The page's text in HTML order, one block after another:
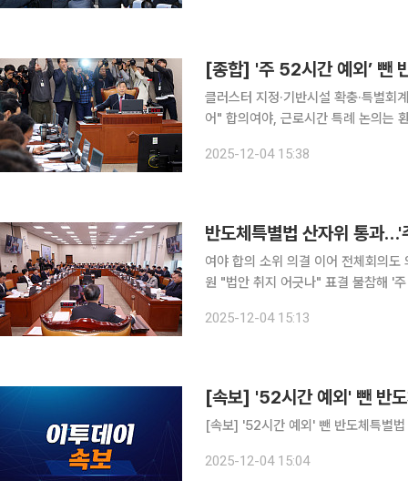
클러스터 지정·기반시설 확충·특별
어" 합의여야, 근로시간 특례 논의는 환노위서 계속 이어
안은 반도체 클러스터 지정부터 전력
2025-12-04 15:38
반도체특별법 산자위 통과
여야 합의 소위 의결 이어 전체회의
원 "법안 취지 어긋나" 표결 불참해 '주 52시간 근로시간 예외 적용' 조항을 뺀 반도체특별법이 4일
열고 '반도체산업 경쟁력 강화 및 지
2025-12-04 15:13
[속보] '52시간 예외' 뺀 반
[속보] '52시간 예외' 뺀 반도체특별
2025-12-04 15:04